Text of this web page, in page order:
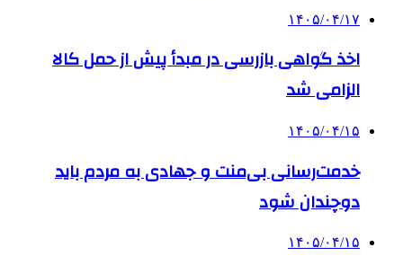
۱۴۰۵/۰۴/۱۷
اخذ گواهی بازرسی در مبدأ پیش از حمل کالا
الزامی شد
۱۴۰۵/۰۴/۱۵
خدمت‌رسانی بی‌منت و جهادی به مردم باید
دوچندان شود
۱۴۰۵/۰۴/۱۵